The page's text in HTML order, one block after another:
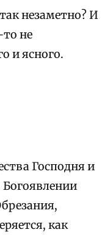
незаметно? И
не
и ясного.
Господня и
как